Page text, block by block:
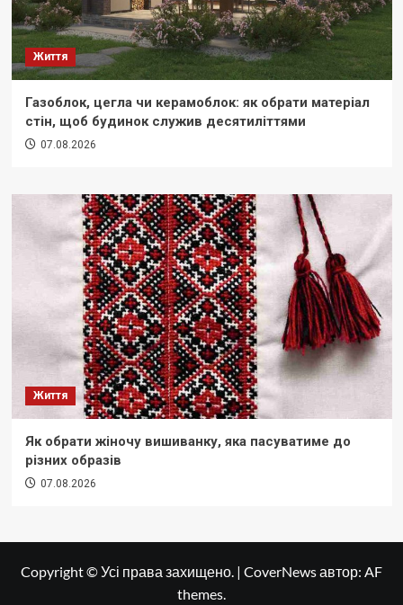
Життя
Газоблок, цегла чи керамоблок: як обрати матеріал
стін, щоб будинок служив десятиліттями
07.08.2026
Життя
Як обрати жіночу вишиванку, яка пасуватиме до
різних образів
07.08.2026
Copyright © Усі права захищено. | CoverNewsавтор: AF
themes.